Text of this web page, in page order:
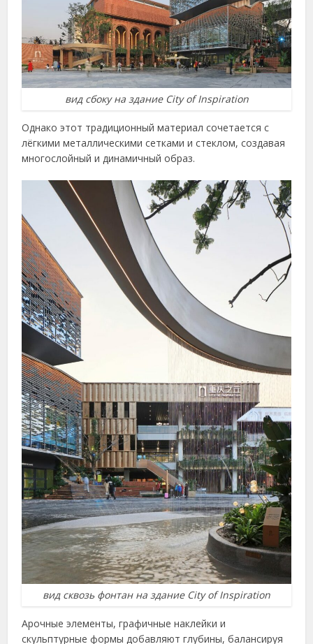
вид сбоку на здание City of Inspiration
Однако этот традиционный материал сочетается с
лёгкими металлическими сетками и стеклом, создавая
многослойный и динамичный образ.
вид сквозь фонтан на здание City of Inspiration
Арочные элементы, графичные наклейки и
скульптурные формы добавляют глубины, балансируя